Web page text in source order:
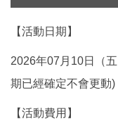
【活動日期】
2026年07月10日（
期已經確定不會更動)
【活動費用】